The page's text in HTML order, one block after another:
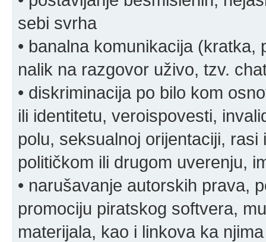
sebi svrha
• banalna komunikacija
nalik na razgovor uživo, tzv.
• diskriminacija po bilo kom
ili identitetu, veroispovesti,
polu, seksualnoj orijentaciji,
političkom ili drugom uverenju,
• narušavanje autorskih prava,
promociju piratskog softvera,
materijala, kao i linkova ka njima